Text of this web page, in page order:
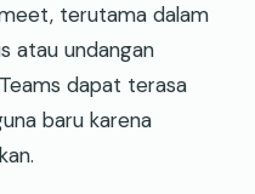
terutama dalam
atau undangan
dapat terasa
baru karena